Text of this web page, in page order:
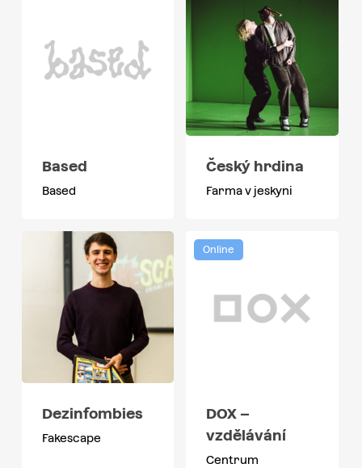
Based
Based
Český hrdina
Farma v jeskyni
Dezinfombies
Fakescape
Online
DOX –
vzdělávání
Centrum